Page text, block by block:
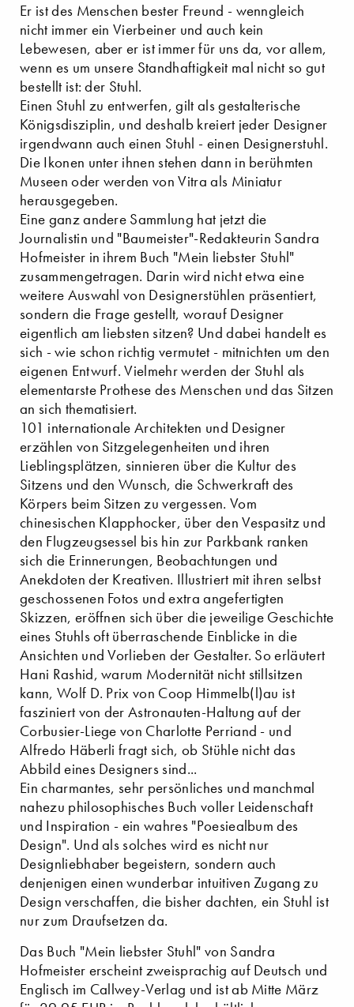
Er ist des Menschen bester Freund - wenngleich
nicht immer ein Vierbeiner und auch kein
Lebewesen, aber er ist immer für uns da, vor allem,
wenn es um unsere Standhaftigkeit mal nicht so gut
bestellt ist: der Stuhl.
Einen Stuhl zu entwerfen, gilt als gestalterische
Königsdisziplin, und deshalb kreiert jeder Designer
irgendwann auch einen Stuhl - einen Designerstuhl.
Die Ikonen unter ihnen stehen dann in berühmten
Museen oder werden von Vitra als Miniatur
herausgegeben.
Eine ganz andere Sammlung hat jetzt die
Journalistin und "Baumeister"-Redakteurin Sandra
Hofmeister in ihrem Buch "Mein liebster Stuhl"
zusammengetragen. Darin wird nicht etwa eine
weitere Auswahl von Designerstühlen präsentiert,
sondern die Frage gestellt, worauf Designer
eigentlich am liebsten sitzen? Und dabei handelt es
sich - wie schon richtig vermutet - mitnichten um den
eigenen Entwurf. Vielmehr werden der Stuhl als
elementarste Prothese des Menschen und das Sitzen
an sich thematisiert.
101 internationale Architekten und Designer
erzählen von Sitzgelegenheiten und ihren
Lieblingsplätzen, sinnieren über die Kultur des
Sitzens und den Wunsch, die Schwerkraft des
Körpers beim Sitzen zu vergessen. Vom
chinesischen Klapphocker, über den Vespasitz und
den Flugzeugsessel bis hin zur Parkbank ranken
sich die Erinnerungen, Beobachtungen und
Anekdoten der Kreativen. Illustriert mit ihren selbst
geschossenen Fotos und extra angefertigten
Skizzen, eröffnen sich über die jeweilige Geschichte
eines Stuhls oft überraschende Einblicke in die
Ansichten und Vorlieben der Gestalter. So erläutert
Hani Rashid, warum Modernität nicht stillsitzen
kann, Wolf D. Prix von Coop Himmelb(l)au ist
fasziniert von der Astronauten-Haltung auf der
Corbusier-Liege von Charlotte Perriand - und
Alfredo Häberli fragt sich, ob Stühle nicht das
Abbild eines Designers sind...
Ein charmantes, sehr persönliches und manchmal
nahezu philosophisches Buch voller Leidenschaft
und Inspiration - ein wahres "Poesiealbum des
Design". Und als solches wird es nicht nur
Designliebhaber begeistern, sondern auch
denjenigen einen wunderbar intuitiven Zugang zu
Design verschaffen, die bisher dachten, ein Stuhl ist
nur zum Draufsetzen da.
Das Buch "Mein liebster Stuhl" von Sandra
Hofmeister erscheint zweisprachig auf Deutsch und
Englisch im Callwey-Verlag und ist ab Mitte März